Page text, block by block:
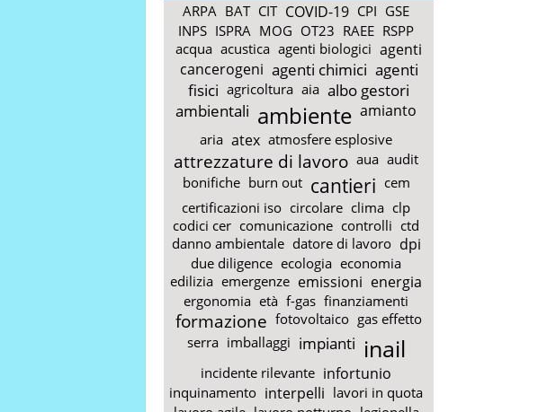
ARPA BAT CIT COVID-19 CPI GSE
INPS ISPRA MOG OT23 RAEE RSPP
acqua acustica agenti biologici agenti
cancerogeni agenti chimici agenti
fisici agricoltura aia albo gestori
ambientali ambiente amianto
aria atex atmosfere esplosive
attrezzature di lavoro aua audit
bonifiche burn out cantieri cem
certificazioni iso circolare clima clp
codici cer comunicazione controlli ctd
danno ambientale datore di lavoro dpi
due diligence ecologia economia
edilizia emergenze emissioni energia
ergonomia età f-gas finanziamenti
formazione fotovoltaico gas effetto
serra imballaggi impianti inail
incidente rilevante infortunio
inquinamento interpelli lavori in quota